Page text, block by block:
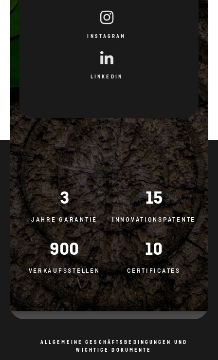
INSTAGRAM
LINKEDIN
3
JAHRE GARANTIE
15
INNOVATIONSPATENTE
900
VERKAUFSSTELLEN
10
CERTIFICATES
ALLGEMEINE GESCHÄFTSBEDINGUNGEN UND
WICHTIGE DOKUMENTE